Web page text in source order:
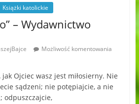
Książki katolickie
– Wydawnictwo
Możliwość komentowania
jak Ojciec wasz jest miłosierny. Nie
sądzeni; nie potępiajcie, a nie
odpuszczajcie,